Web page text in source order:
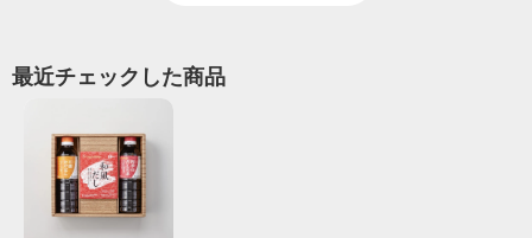
最近チェックした商品